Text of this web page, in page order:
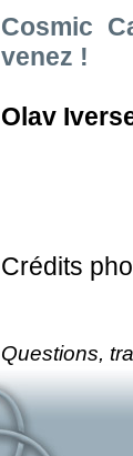
Cosmic
venez !
Olav
Crédits
Questions,